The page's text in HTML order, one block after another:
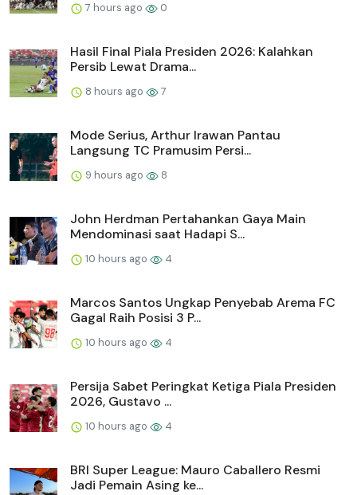
7 hours ago 0
Hasil Final Piala Presiden 2026: Kalahkan
Persib Lewat Drama...
8 hours ago 7
Mode Serius, Arthur Irawan Pantau
Langsung TC Pramusim Persi...
9 hours ago 8
John Herdman Pertahankan Gaya Main
Mendominasi saat Hadapi S...
10 hours ago 4
Marcos Santos Ungkap Penyebab Arema FC
Gagal Raih Posisi 3 P...
10 hours ago 4
Persija Sabet Peringkat Ketiga Piala Presiden
2026, Gustavo ...
10 hours ago 4
BRI Super League: Mauro Caballero Resmi
Jadi Pemain Asing ke...